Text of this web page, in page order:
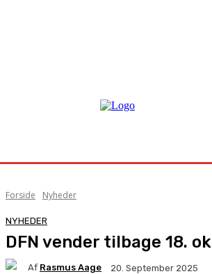
Forside Nyheder
NYHEDER
DFN vender tilbage 18.
Af Rasmus Aage 20. September 2025